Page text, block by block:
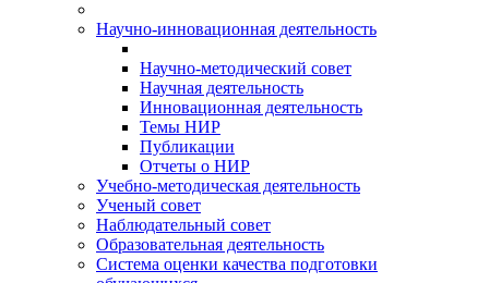
Научно-инновационная деятельность
Научно-методический совет
Научная деятельность
Инновационная деятельность
Темы НИР
Публикации
Отчеты о НИР
Учебно-методическая деятельность
Ученый совет
Наблюдательный совет
Образовательная деятельность
Система оценки качества подготовки